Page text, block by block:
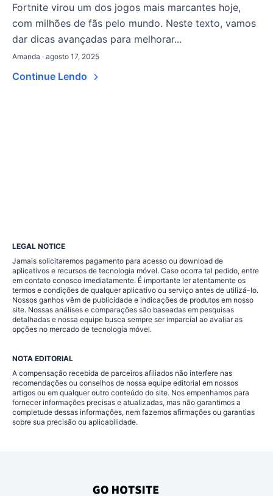
Fortnite virou um dos jogos mais marcantes hoje,
com milhões de fãs pelo mundo. Neste texto, vamos
dar dicas avançadas para melhorar...
Amanda · agosto 17, 2025
Continue Lendo
LEGAL NOTICE
Jamais solicitaremos pagamento para acesso ou download de
aplicativos e recursos de tecnologia móvel. Caso ocorra tal pedido, entre
em contato conosco imediatamente. É importante ler atentamente os
termos e condições de qualquer aplicativo ou serviço antes de utilizá-lo.
Nossos ganhos vêm de publicidade e indicações de produtos em nosso
site. Nossas análises e comparações são baseadas em pesquisas
detalhadas e nossa equipe busca sempre ser imparcial ao avaliar as
opções no mercado de tecnologia móvel.
NOTA EDITORIAL
A compensação recebida de parceiros afiliados não interfere nas
recomendações ou conselhos de nossa equipe editorial em nossos
artigos ou em qualquer outro conteúdo do site. Nos empenhamos para
fornecer informações precisas e atualizadas, mas não garantimos a
completude dessas informações, nem fazemos afirmações ou garantias
sobre sua precisão ou aplicabilidade.